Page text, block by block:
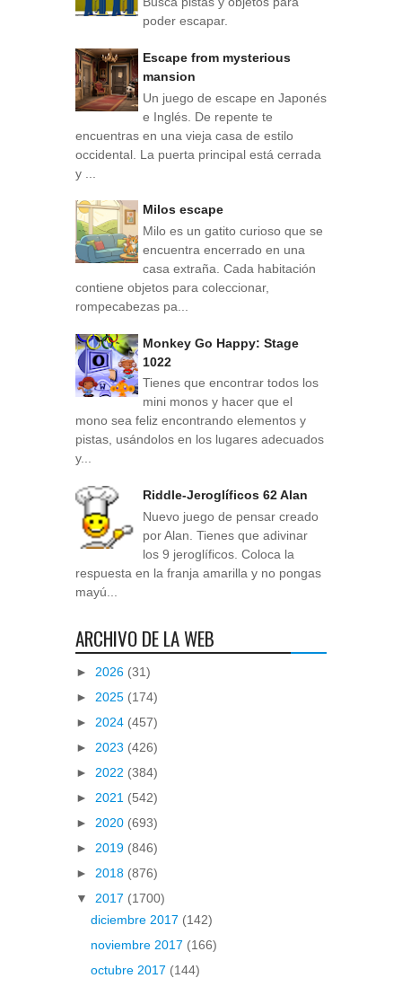
poder escapar.
Escape from mysterious
mansion
Un juego de escape en Japonés
e Inglés. De repente te
encuentras en una vieja casa de estilo
occidental. La puerta principal está cerrada
y ...
Milos escape
Milo es un gatito curioso que se
encuentra encerrado en una
casa extraña. Cada habitación
contiene objetos para coleccionar,
rompecabezas pa...
Monkey Go Happy: Stage
1022
Tienes que encontrar todos los
mini monos y hacer que el
mono sea feliz encontrando elementos y
pistas, usándolos en los lugares adecuados
y...
Riddle-Jeroglíficos 62 Alan
Nuevo juego de pensar creado
por Alan. Tienes que adivinar
los 9 jeroglíficos. Coloca la
respuesta en la franja amarilla y no pongas
mayú...
ARCHIVO DE LA WEB
► 2026 (31)
► 2025 (174)
► 2024 (457)
► 2023 (426)
► 2022 (384)
► 2021 (542)
► 2020 (693)
► 2019 (846)
► 2018 (876)
▼ 2017 (1700)
diciembre 2017 (142)
noviembre 2017 (166)
octubre 2017 (144)